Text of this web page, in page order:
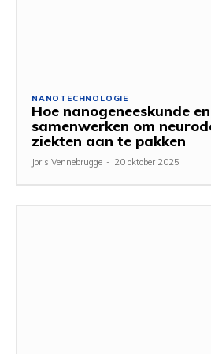
NANOTECHNOLOGIE
Hoe nanogeneeskunde
samenwerken om
ziekten aan te pakken
Joris Vennebrugge - 20 oktober 2025